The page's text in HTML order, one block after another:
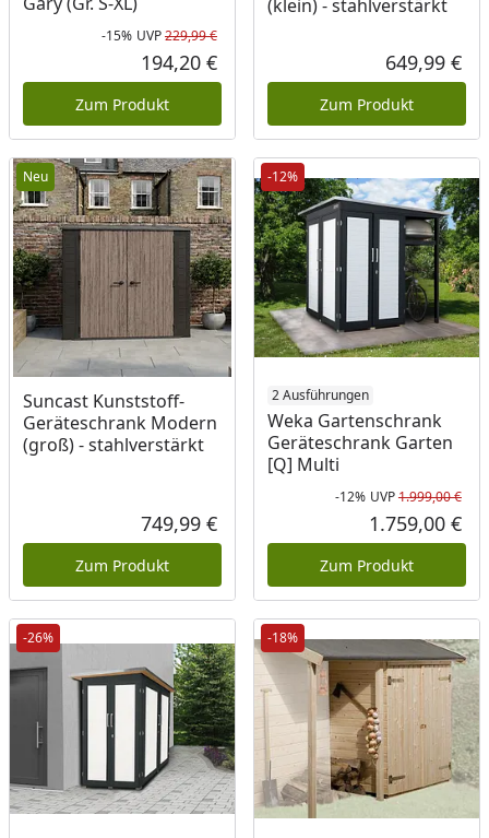
Rabatt in Prozent
-15%
Ursprünglicher Preis
UVP229,99 €
Aktueller Preis
194,20 €
Zum Produkt
(klein) - stahlverstärkt
649,99 €
Zum Produkt
Neu
Suncast Kunststoff-
Geräteschrank Modern
(groß) - stahlverstärkt
Aktueller Preis
749,99 €
Zum Produkt
-12%
2 Ausführungen
Weka Gartenschrank
Geräteschrank Garten
[Q] Multi
-12% UVP1.999,00 €
1.759,00 €
Zum Produkt
-26% -18%